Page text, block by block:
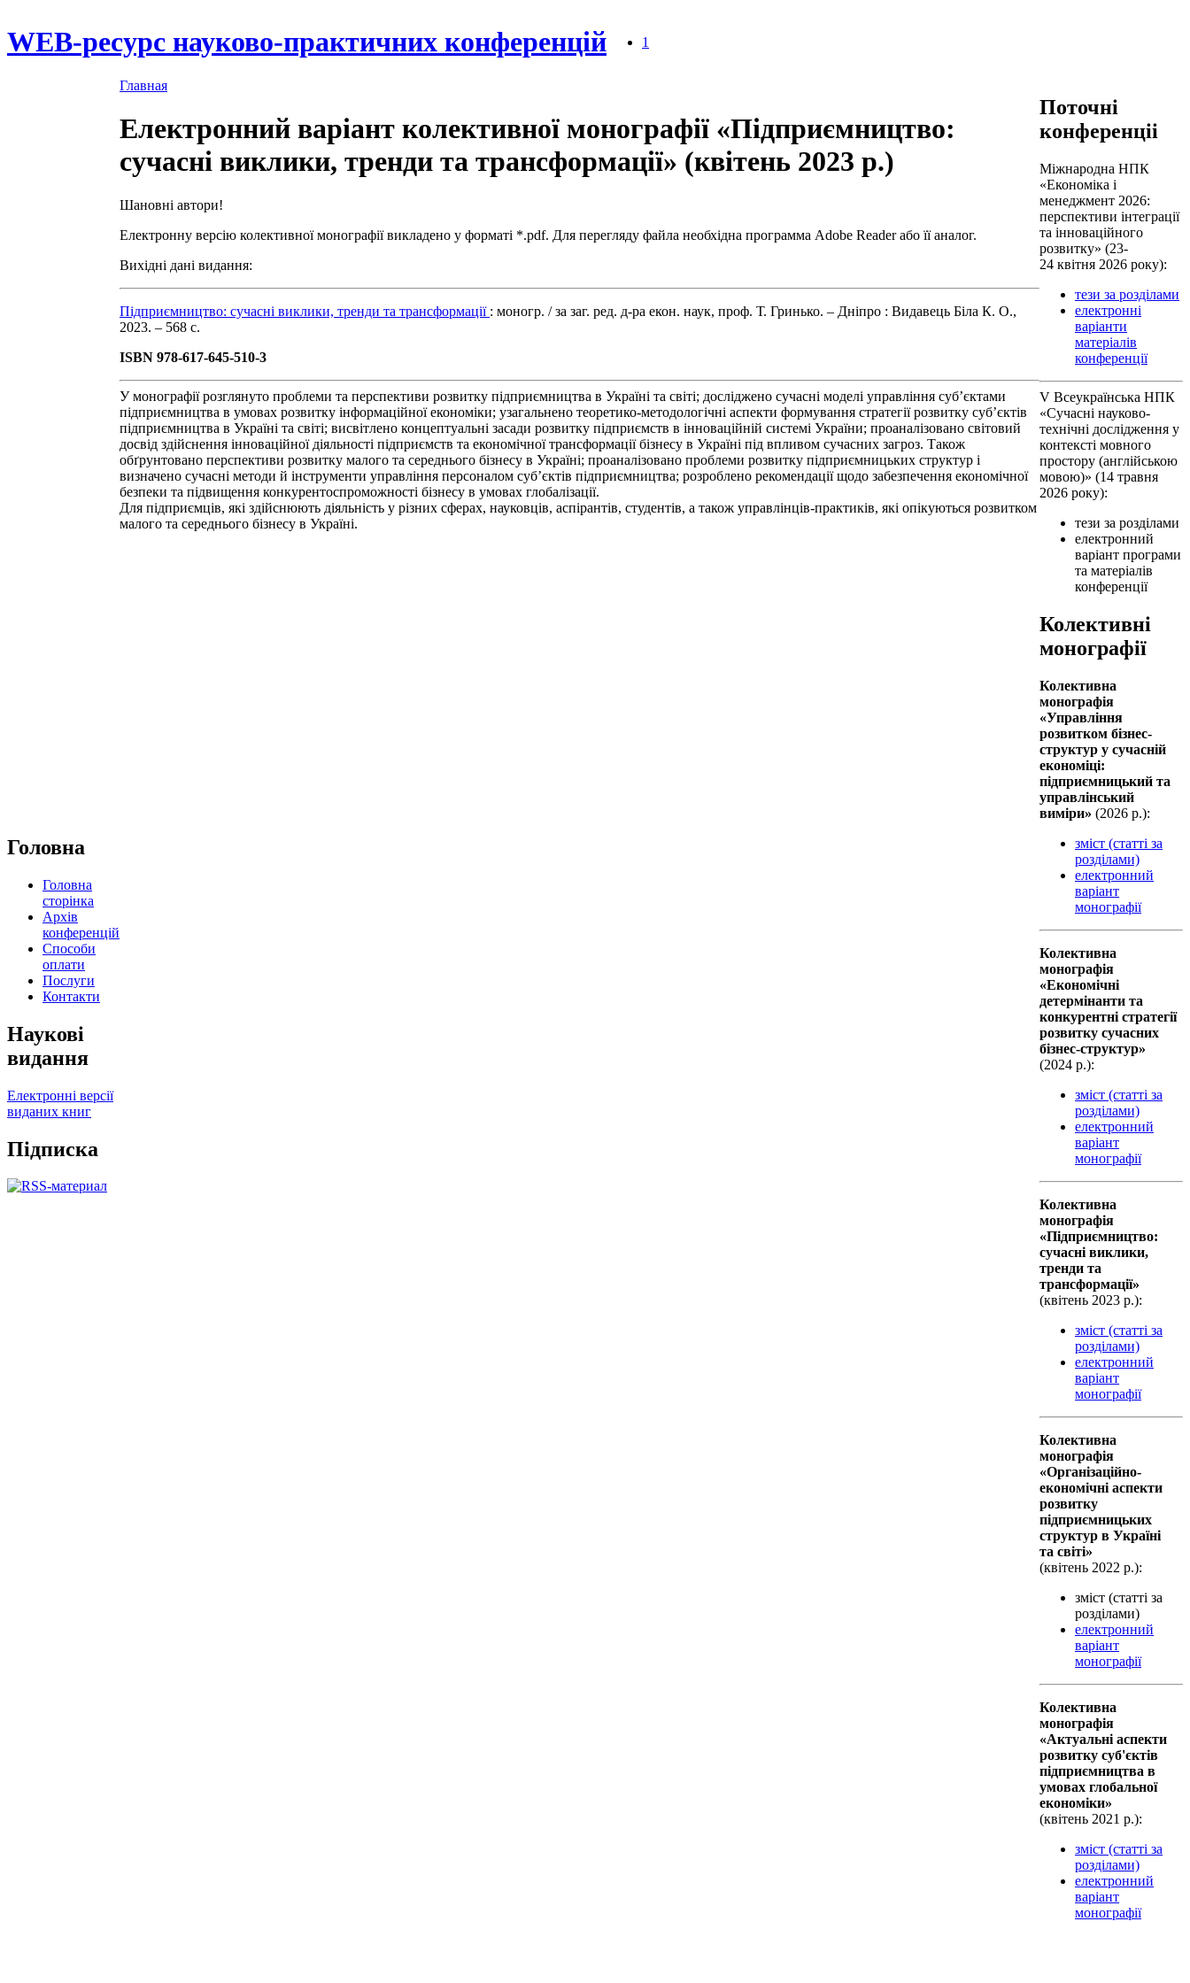
WEB-ресурс науково-практичних конференцій 1
Головна
Головна
сторінка
Архів
конференцій
Способи
оплати
Послуги
Контакти
Наукові
видання
Електронні версії
виданих книг
Підписка
Главная
Електронний варіант колективної монографії «Підприємництво:
сучасні виклики, тренди та трансформації» (квітень 2023 р.)
Шановні автори!
Електронну версію колективної монографії викладено у форматі *.pdf. Для перегляду файла необхідна программа Adobe Reader або її аналог.
Вихідні дані видання:
Підприємництво: сучасні виклики, тренди та трансформації : моногр. / за заг. ред. д-ра екон. наук, проф. Т. Гринько. – Дніпро : Видавець Біла К. О.,
2023. – 568 с.
ISBN 978-617-645-510-3
У монографії розглянуто проблеми та перспективи розвитку підприємництва в Україні та світі; досліджено сучасні моделі управління суб’єктами
підприємництва в умовах розвитку інформаційної економіки; узагальнено теоретико-методологічні аспекти формування стратегії розвитку суб’єктів
підприємництва в Україні та світі; висвітлено концептуальні засади розвитку підприємств в інноваційній системі України; проаналізовано світовий
досвід здійснення інноваційної діяльності підприємств та економічної трансформації бізнесу в Україні під впливом сучасних загроз. Також
обґрунтовано перспективи розвитку малого та середнього бізнесу в Україні; проаналізовано проблеми розвитку підприємницьких структур і
визначено сучасні методи й інструменти управління персоналом суб’єктів підприємництва; розроблено рекомендації щодо забезпечення економічної
безпеки та підвищення конкурентоспроможності бізнесу в умовах глобалізації.
Для підприємців, які здійснюють діяльність у різних сферах, науковців, аспірантів, студентів, а також управлінців-практиків, які опікуються розвитком
малого та середнього бізнесу в Україні.
Поточні
конференціі
Міжнародна НПК
«Економіка і
менеджмент 2026:
перспективи інтеграції
та інноваційного
розвитку» (23-
24 квітня 2026 року):
тези за розділами
електронні
варіанти
матеріалів
конференції
V Всеукраїнська НПК
«Сучасні науково-
технічні дослідження у
контексті мовного
простору (англійською
мовою)» (14 травня
2026 року):
тези за розділами
електронний
варіант програми
та матеріалів
конференції
Колективні
монографії
Колективна
монографiя
«Управління
розвитком бізнес-
структур у сучасній
економіці:
підприємницький та
управлінський
виміри» (2026 р.):
зміст (статті за
розділами)
електронний
варіант
монографії
Колективна
монографiя
«Економічні
детермінанти та
конкурентні стратегії
розвитку сучасних
бізнес-структур»
(2024 р.):
зміст (статті за
розділами)
електронний
варіант
монографії
Колективна
монографiя
«Підприємництво:
сучасні виклики,
тренди та
трансформації»
(квiтень 2023 р.):
зміст (статті за
розділами)
електронний
варіант
монографії
Колективна
монографiя
«Організаційно-
економічні аспекти
розвитку
підприємницьких
структур в Україні
та світі»
(квiтень 2022 р.):
зміст (статті за
розділами)
електронний
варіант
монографії
Колективна
монографiя
«Актуальні аспекти
розвитку суб'єктів
підприємництва в
умовах глобальної
економіки»
(квiтень 2021 р.):
зміст (статті за
розділами)
електронний
варіант
монографії